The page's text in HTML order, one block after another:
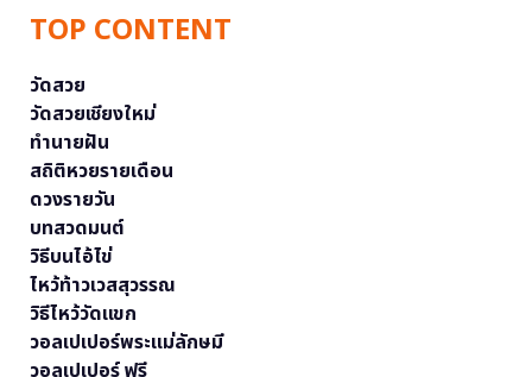
TOP CONTENT
วัดสวย
วัดสวยเชียงใหม่
ทำนายฝัน
สถิติหวยรายเดือน
ดวงรายวัน
บทสวดมนต์
วิธีบนไอ้ไข่
ไหว้ท้าวเวสสุวรรณ
วิธีไหว้วัดแขก
วอลเปเปอร์พระแม่ลักษมี
วอลเปเปอร์ ฟรี